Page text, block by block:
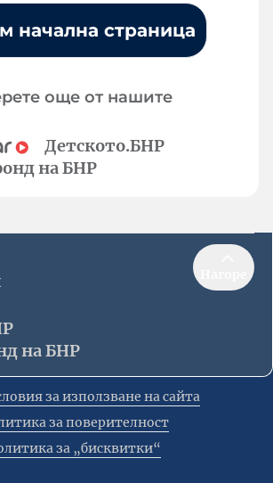
начална страница
още от нашите
Детското.БНР
на БНР
на БНР
за използване на сайта
за поверителност
за „бисквитки“